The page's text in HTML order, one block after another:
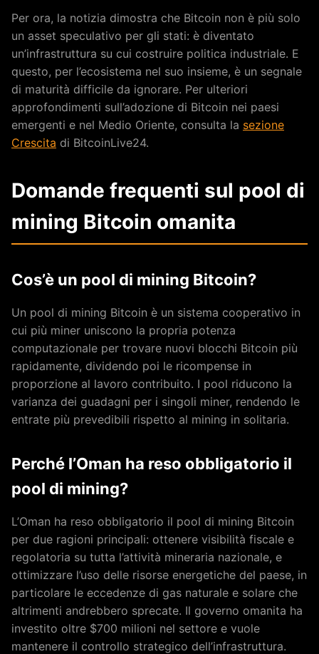
Per ora, la notizia dimostra che Bitcoin non è più solo
un asset speculativo per gli stati: è diventato
un’infrastruttura su cui costruire politica industriale. E
questo, per l’ecosistema nel suo insieme, è un segnale
di maturità difficile da ignorare. Per ulteriori
approfondimenti sull’adozione di Bitcoin nei paesi
emergenti e nel Medio Oriente, consulta la sezione
Crescita di BitcoinLive24.
Domande frequenti sul pool di
mining Bitcoin omanita
Cos’è un pool di mining Bitcoin?
Un pool di mining Bitcoin è un sistema cooperativo in
cui più miner uniscono la propria potenza
computazionale per trovare nuovi blocchi Bitcoin più
rapidamente, dividendo poi le ricompense in
proporzione al lavoro contribuito. I pool riducono la
varianza dei guadagni per i singoli miner, rendendo le
entrate più prevedibili rispetto al mining in solitaria.
Perché l’Oman ha reso obbligatorio il
pool di mining?
L’Oman ha reso obbligatorio il pool di mining Bitcoin
per due ragioni principali: ottenere visibilità fiscale e
regolatoria su tutta l’attività mineraria nazionale, e
ottimizzare l’uso delle risorse energetiche del paese, in
particolare le eccedenze di gas naturale e solare che
altrimenti andrebbero sprecate. Il governo omanita ha
investito oltre $700 milioni nel settore e vuole
mantenere il controllo strategico dell’infrastruttura.